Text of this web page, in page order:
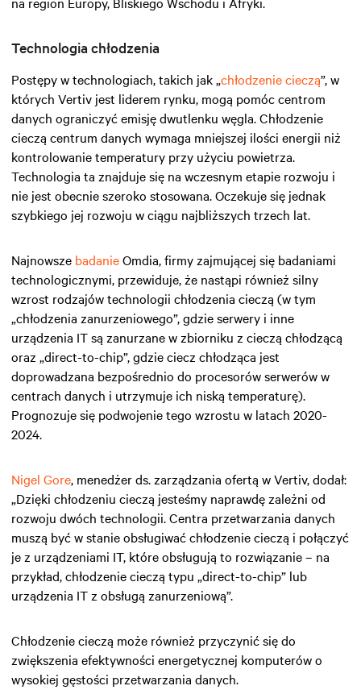
Technologia chłodzenia
Postępy w technologiach, takich jak „chłodzenie cieczą”, w
których Vertiv jest liderem rynku, mogą pomóc centrom
danych ograniczyć emisję dwutlenku węgla. Chłodzenie
cieczą centrum danych wymaga mniejszej ilości energii niż
kontrolowanie temperatury przy użyciu powietrza.
Technologia ta znajduje się na wczesnym etapie rozwoju i
nie jest obecnie szeroko stosowana. Oczekuje się jednak
szybkiego jej rozwoju w ciągu najbliższych trzech lat.
Najnowsze badanieOmdia, firmy zajmującej się badaniami
technologicznymi, przewiduje, że nastąpi również silny
wzrost rodzajów technologii chłodzenia cieczą (w tym
„chłodzenia zanurzeniowego”, gdzie serwery i inne
urządzenia IT są zanurzane w zbiorniku z cieczą chłodzącą
oraz „direct-to-chip”, gdzie ciecz chłodząca jest
doprowadzana bezpośrednio do procesorów serwerów w
centrach danych i utrzymuje ich niską temperaturę).
Prognozuje się podwojenie tego wzrostu w latach 2020-
2024.
Nigel Gore, menedżer ds. zarządzania ofertą w Vertiv, dodał:
„Dzięki chłodzeniu cieczą jesteśmy naprawdę zależni od
rozwoju dwóch technologii. Centra przetwarzania danych
muszą być w stanie obsługiwać chłodzenie cieczą i połączyć
je z urządzeniami IT, które obsługują to rozwiązanie – na
przykład, chłodzenie cieczą typu „direct-to-chip” lub
urządzenia IT z obsługą zanurzeniową”.
Chłodzenie cieczą może również przyczynić się do
zwiększenia efektywności energetycznej komputerów o
wysokiej gęstości przetwarzania danych.